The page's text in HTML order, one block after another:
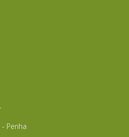
Penha